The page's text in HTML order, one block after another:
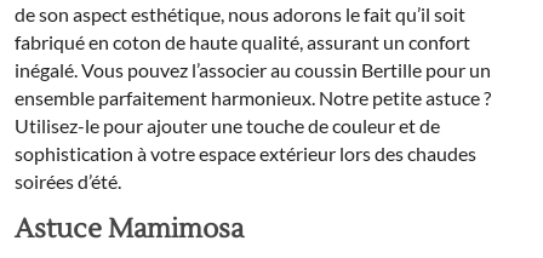
de son aspect esthétique, nous adorons le fait qu’il soit
fabriqué en coton de haute qualité, assurant un confort
inégalé. Vous pouvez l’associer au coussin Bertille pour un
ensemble parfaitement harmonieux. Notre petite astuce ?
Utilisez-le pour ajouter une touche de couleur et de
sophistication à votre espace extérieur lors des chaudes
soirées d’été.
Astuce Mamimosa